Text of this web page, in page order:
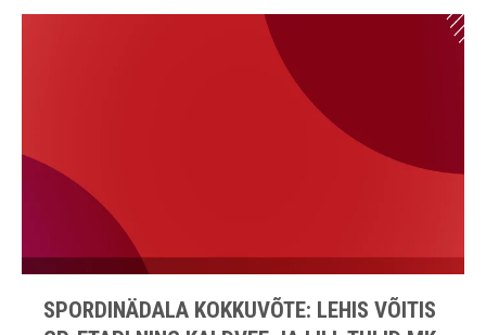
SPORDINÄDALA KOKKUVÕTE: LEHIS VÕITIS